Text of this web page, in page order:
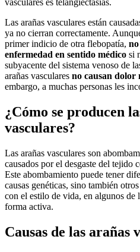
vasculares es telangiectasias.
Las arañas vasculares están
ya no cierran correctamente.
primer indicio de otra flebopatía,
enfermedad en sentido médico si
subyacente del sistema venoso de
arañas vasculares no causan dolor
embargo, a muchas personas les
¿Cómo se producen
vasculares?
Las arañas vasculares son
causados por el desgaste del tejido
Este abombamiento puede tener
causas genéticas, sino también
con el estilo de vida, en algunos de
forma activa.
Causas de las arañas